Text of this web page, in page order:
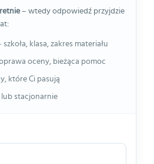
– wtedy odpowiedź przyjdzie
szkoła, klasa, zakres materiału
oceny, bieżąca pomoc
które Ci pasują
stacjonarnie